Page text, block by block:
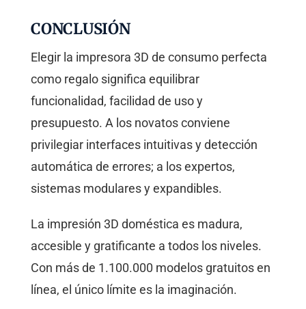
CONCLUSIÓN
Elegir la impresora 3D de consumo perfecta
como regalo significa equilibrar
funcionalidad, facilidad de uso y
presupuesto. A los novatos conviene
privilegiar interfaces intuitivas y detección
automática de errores; a los expertos,
sistemas modulares y expandibles.
La impresión 3D doméstica es madura,
accesible y gratificante a todos los niveles.
Con más de 1.100.000 modelos gratuitos en
línea, el único límite es la imaginación.